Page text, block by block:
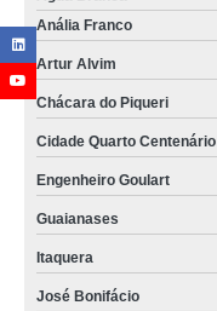
Anália Franco
Artur Alvim
Chácara do Piqueri
Cidade Quarto Centenário
Engenheiro Goulart
Guaianases
Itaquera
José Bonifácio